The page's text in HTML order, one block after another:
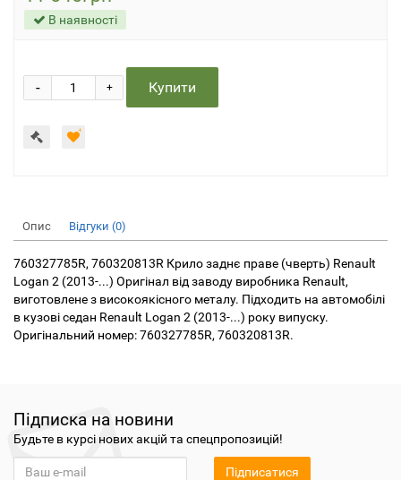
В наявності
+
- Купити
Опис Відгуки (0)
760327785R, 760320813R Крило заднє праве (чверть) Renault
Logan 2 (2013-...) Оригінал від заводу виробника Renault,
виготовлене з високоякісного металу. Підходить на автомобілі
в кузові седан Renault Logan 2 (2013-...) року випуску.
Оригінальний номер: 760327785R, 760320813R.
Підписка на новини
Будьте в курсі нових акцій та спецпропозицій!
Підписатися